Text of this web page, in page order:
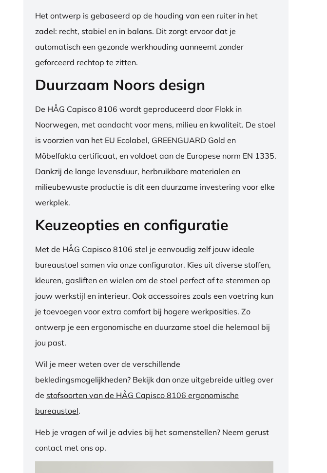
Het ontwerp is gebaseerd op de houding van een ruiter in het
zadel: recht, stabiel en in balans. Dit zorgt ervoor dat je
automatisch een gezonde werkhouding aanneemt zonder
geforceerd rechtop te zitten.
Duurzaam Noors design
De HÅG Capisco 8106 wordt geproduceerd door Flokk in
Noorwegen, met aandacht voor mens, milieu en kwaliteit. De stoel
is voorzien van het EU Ecolabel, GREENGUARD Gold en
Möbelfakta certificaat, en voldoet aan de Europese norm EN 1335.
Dankzij de lange levensduur, herbruikbare materialen en
milieubewuste productie is dit een duurzame investering voor elke
werkplek.
Keuzeopties en configuratie
Met de HÅG Capisco 8106 stel je eenvoudig zelf jouw ideale
bureaustoel samen via onze configurator. Kies uit diverse stoffen,
kleuren, gasliften en wielen om de stoel perfect af te stemmen op
jouw werkstijl en interieur. Ook accessoires zoals een voetring kun
je toevoegen voor extra comfort bij hogere werkposities. Zo
ontwerp je een ergonomische en duurzame stoel die helemaal bij
jou past.
Wil je meer weten over de verschillende
bekledingsmogelijkheden? Bekijk dan onze uitgebreide uitleg over
de stofsoorten van de HÅG Capisco 8106 ergonomische
bureaustoel.
Heb je vragen of wil je advies bij het samenstellen? Neem gerust
contact met ons op.